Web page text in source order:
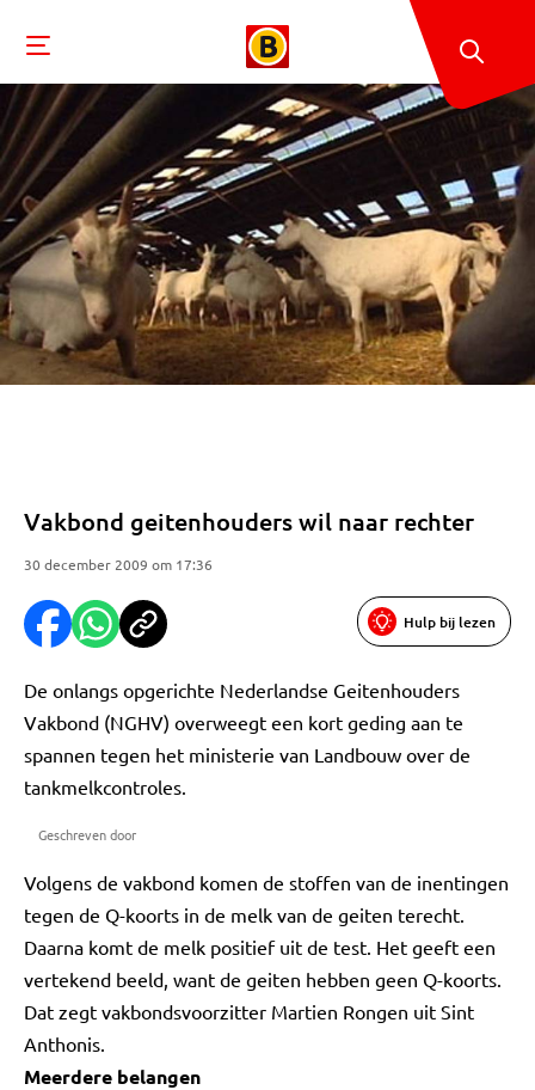
Vakbond geitenhouders wil naar rechter
30 december 2009 om 17:36
Hulp bij lezen
De onlangs opgerichte Nederlandse Geitenhouders
Vakbond (NGHV) overweegt een kort geding aan te
spannen tegen het ministerie van Landbouw over de
tankmelkcontroles.
Geschreven door
Volgens de vakbond komen de stoffen van de inentingen
tegen de Q-koorts in de melk van de geiten terecht.
Daarna komt de melk positief uit de test. Het geeft een
vertekend beeld, want de geiten hebben geen Q-koorts.
Dat zegt vakbondsvoorzitter Martien Rongen uit Sint
Anthonis.
Meerdere belangen